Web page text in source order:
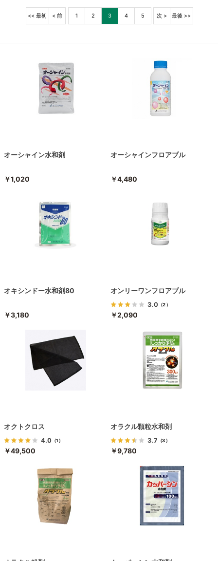
<< 最初 < 前 1 2 3 4 5 次 > 最後 >>
オーシャイン水和剤
￥1,020
オーシャインフロアブル
￥4,480
オキシンドー水和剤80
￥3,180
オンリーワンフロアブル
3.0 （2）
￥2,090
オクトクロス
4.0 （1）
￥49,500
オラクル顆粒水和剤
3.7 （3）
￥9,780